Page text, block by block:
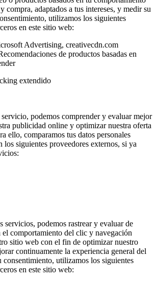
compra, adaptados a tus intereses, y medir su
utilizamos los siguientes
en este sitio web:
Advertising, creativecdn.com
de productos basadas en
extendido
servicio, podemos comprender y evaluar mejor
publicidad online y optimizar nuestra oferta
ello, comparamos tus datos personales
los siguientes proveedores externos, si ya
servicios, podemos rastrear y evaluar de
el comportamiento del clic y navegación
sitio web con el fin de optimizar nuestro
continuamente la experiencia general del
consentimiento, utilizamos los siguientes
en este sitio web: